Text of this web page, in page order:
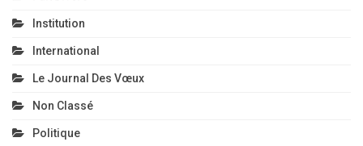
Institution
International
Le Journal Des Vœux
Non Classé
Politique